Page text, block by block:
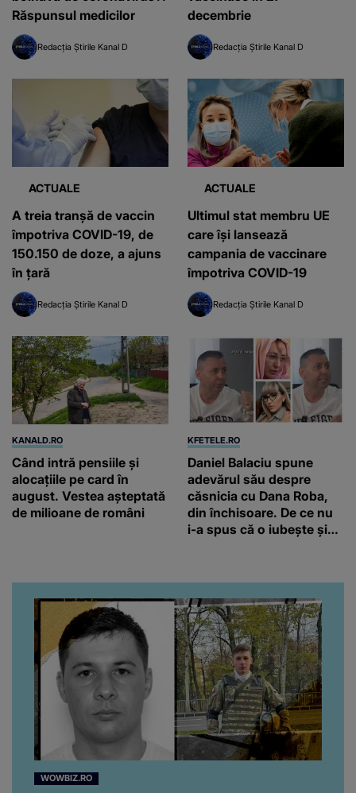
Răspunsul medicilor
Redacția Știrile Kanal D
decembrie
Redacția Știrile Kanal D
ACTUALE
A treia tranşă de vaccin
împotriva COVID-19, de
150.150 de doze, a ajuns
în ţară
Redacția Știrile Kanal D
ACTUALE
Ultimul stat membru UE
care își lansează
campania de vaccinare
împotriva COVID-19
Redacția Știrile Kanal D
KANALD.RO
Când intră pensiile și
alocațiile pe card în
august. Vestea așteptată
de milioane de români
KFETELE.RO
Daniel Balaciu spune
adevărul său despre
căsnicia cu Dana Roba,
din închisoare. De ce nu
i-a spus că o iubește și
“Am suflet mare. Eu am
ajutat-o.”
WOWBIZ.RO